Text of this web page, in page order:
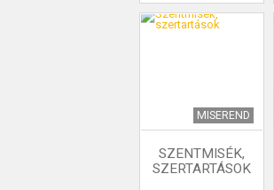
MISEREND
SZENTMISÉK,
SZERTARTÁSOK